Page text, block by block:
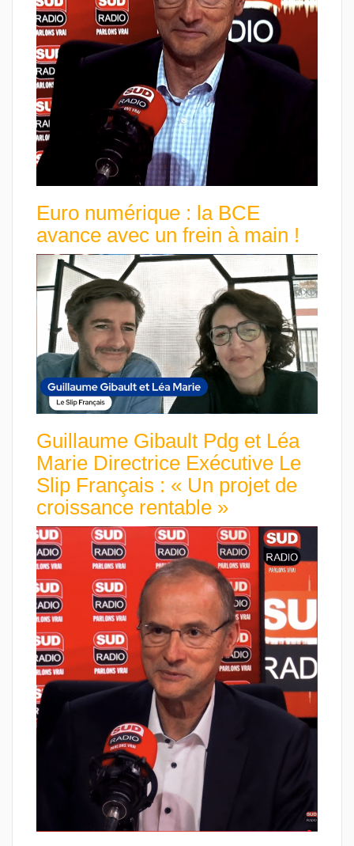
Euro numérique : la BCE
avance avec un frein à main !
Guillaume Gibault Pdg et Léa
Marie Directrice Exécutive Le
Slip Français : « Un projet de
croissance rentable »